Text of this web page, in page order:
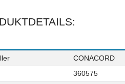
CONACORD
360575